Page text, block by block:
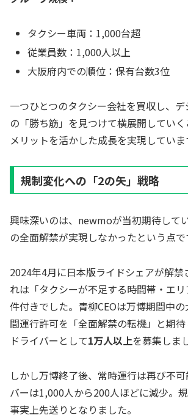
タクシー車両：1,000台超
従業員数：1,000人以上
大阪府内での順位：保有台数3位
一つひとつのタクシー会社を買収し、
の「勝ち筋」を見つけて横展開してい
メリットを活かした成長を実現していま
規制変化への「2の矢」戦略
興味深いのは、newmoが当初期待して
の全面解禁が実現しなかったという点で
2024年4月に日本版ライドシェアが解禁
れは「タクシーが不足する時間帯・エ
件付きでした。青柳CEOは万博期間中
間運行許可を「全面解禁の転機」と期
ドライバーとして1万人以上を募集しま
しかし万博終了後、常時運行は再び不
バーは1,000人から200人ほどに減少。
事実上先送りとなりました。